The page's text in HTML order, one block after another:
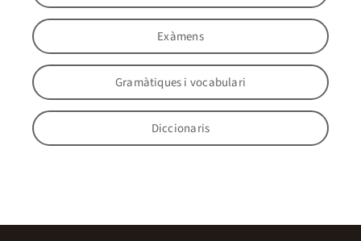
Exàmens
Gramàtiques i vocabulari
Diccionaris